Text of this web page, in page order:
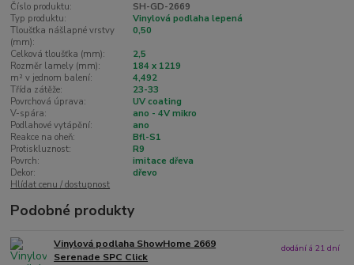
Číslo produktu:
SH-GD-2669
Typ produktu:
Vinylová podlaha lepená
Tloušťka nášlapné vrstvy
(mm):
0,50
Celková tloušťka (mm):
2,5
Rozměr lamely (mm):
184 x 1219
m² v jednom balení:
4,492
Třída zátěže:
23-33
Povrchová úprava:
UV coating
V-spára:
ano - 4V mikro
Podlahové vytápění:
ano
Reakce na oheň:
Bfl-S1
Protiskluznost:
R9
Povrch:
imitace dřeva
Dekor:
dřevo
Hlídat cenu / dostupnost
Podobné produkty
Vinylová podlaha ShowHome 2669
Serenade SPC Click
dodání á 21 dní